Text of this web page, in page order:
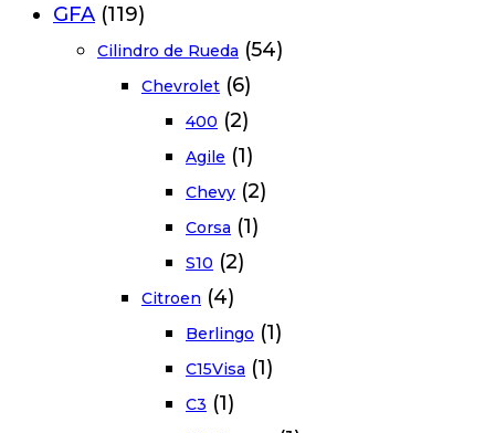
GFA (119)
Cilindro de Rueda (54)
Chevrolet (6)
400 (2)
Agile (1)
Chevy (2)
Corsa (1)
S10 (2)
Citroen (4)
Berlingo (1)
C15Visa (1)
C3 (1)